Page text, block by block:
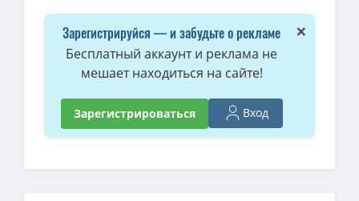
×
Зарегистрируйся — и забудьте о рекламе
Бесплатный аккаунт и реклама не
мешает находиться на сайте!
Зарегистрироваться Вход